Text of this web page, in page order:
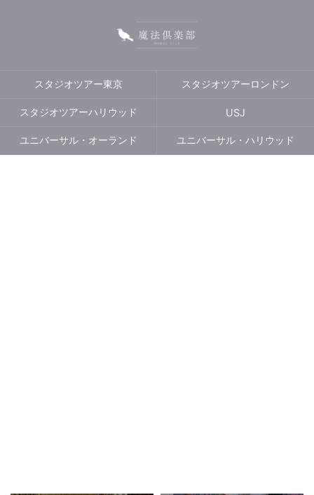
スタジオツアー東京 スタジオツアーロンドン
スタジオツアーハリウッド USJ
ユニバーサル・オーランド ユニバーサル・ハリウッド